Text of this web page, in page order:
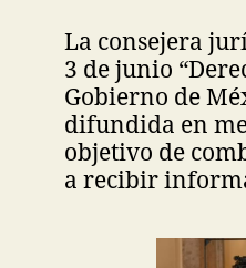
La consejera
3 de junio
Gobierno de
difundida en
objetivo de
a recibir